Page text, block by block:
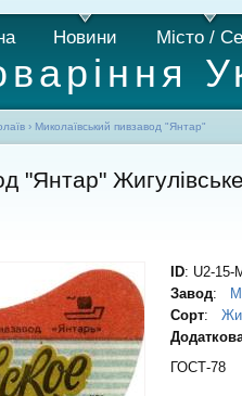
Новини Місто /
› Миколаївський пивзавод "Янтар"
"Янтар"
ID: U2-15-
Завод:
Сорт:
ГОСТ-78